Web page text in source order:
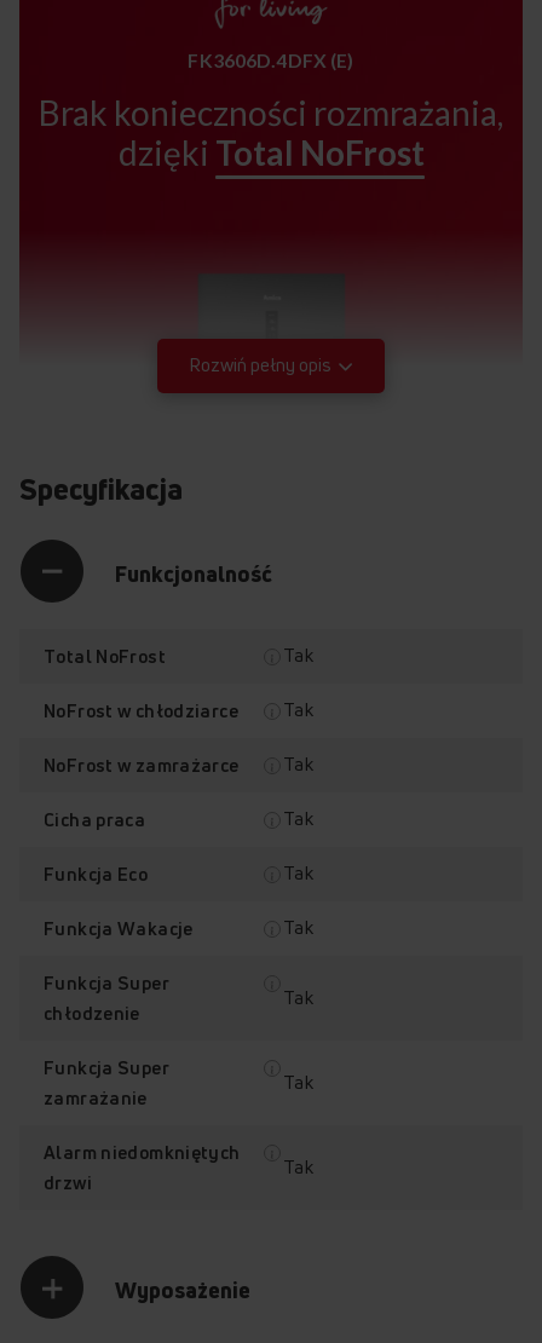
FK3606D.4DFX (E)
Brak konieczności rozmrażania,
dzięki Total NoFrost
Sterowanie
Sprawdź, jak działa lodówka
Amica FK3606D.4DFX (E)
Rozwiń pełny opis
Specyfikacja
Funkcjonalność
Total NoFrost Tak
NoFrost w chłodziarce Tak
NoFrost w zamrażarce Tak
Cicha praca Tak
Funkcja Eco Tak
Funkcja Wakacje Tak
Funkcja Super
chłodzenie
Tak
Funkcja Super
zamrażanie
Tak
Alarm niedomkniętych
drzwi
Tak
Wyposażenie